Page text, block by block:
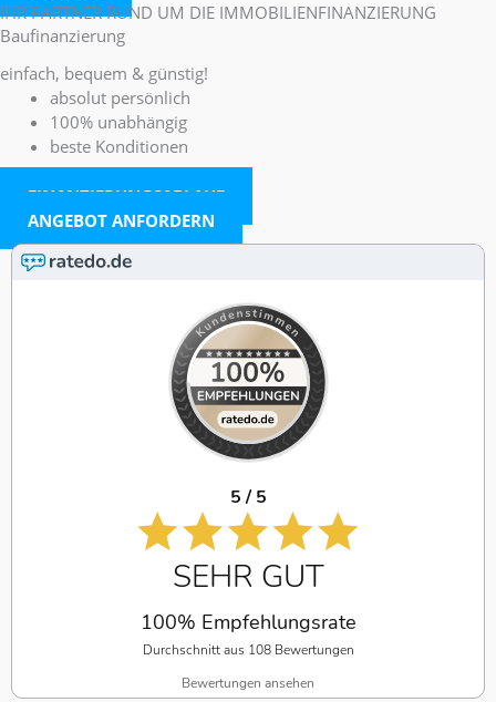
IHR PARTNER RUND UM DIE IMMOBILIENFINANZIERUNG
Baufinanzierung
einfach, bequem & günstig!
absolut persönlich
100% unabhängig
beste Konditionen
FINANZIERUNGSABLAUF
ANGEBOT ANFORDERN
5 / 5
SEHR GUT
100% Empfehlungsrate
Durchschnitt aus 108 Bewertungen
Bewertungen ansehen